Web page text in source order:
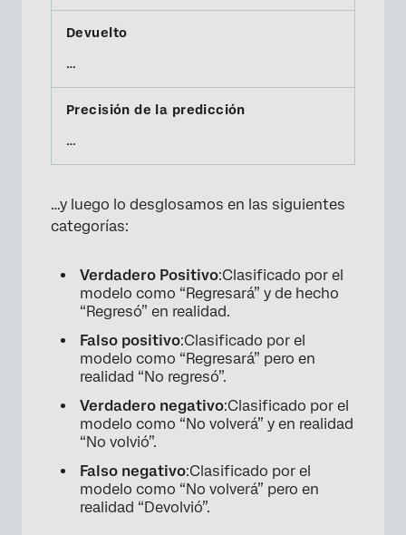
…
…
…y luego lo desglosamos en las siguientes
categorías:
Verdadero Positivo:Clasificado por el
modelo como “Regresará” y de hecho
“Regresó” en realidad.
Falso positivo:Clasificado por el
modelo como “Regresará” pero en
realidad “No regresó”.
Verdadero negativo:Clasificado por el
modelo como “No volverá” y en realidad
“No volvió”.
Falso negativo:Clasificado por el
modelo como “No volverá” pero en
realidad “Devolvió”.